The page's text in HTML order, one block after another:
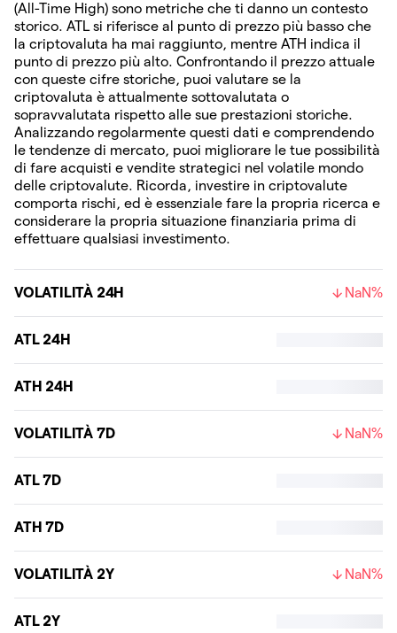
(All-Time High) sono metriche che ti danno un contesto
storico. ATL si riferisce al punto di prezzo più basso che
la criptovaluta ha mai raggiunto, mentre ATH indica il
punto di prezzo più alto. Confrontando il prezzo attuale
con queste cifre storiche, puoi valutare se la
criptovaluta è attualmente sottovalutata o
sopravvalutata rispetto alle sue prestazioni storiche.
Analizzando regolarmente questi dati e comprendendo
le tendenze di mercato, puoi migliorare le tue possibilità
di fare acquisti e vendite strategici nel volatile mondo
delle criptovalute. Ricorda, investire in criptovalute
comporta rischi, ed è essenziale fare la propria ricerca e
considerare la propria situazione finanziaria prima di
effettuare qualsiasi investimento.
VOLATILITÀ 24H NaN%
ATL 24H
ATH 24H
VOLATILITÀ 7D NaN%
ATL 7D
ATH 7D
VOLATILITÀ 2Y NaN%
ATL 2Y